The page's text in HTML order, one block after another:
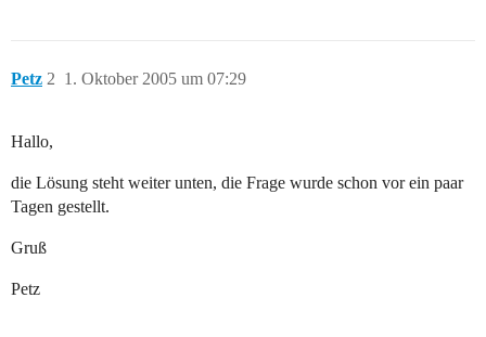
Petz 1. Oktober 2005 um 07:29
2
Hallo,
die Lösung steht weiter unten, die Frage wurde schon vor ein paar
Tagen gestellt.
Gruß
Petz